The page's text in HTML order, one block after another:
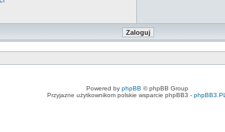
Powered by phpBB © phpBB Group
Przyjazne użytkownikom polskie wsparcie phpBB3 - phpBB3.PL